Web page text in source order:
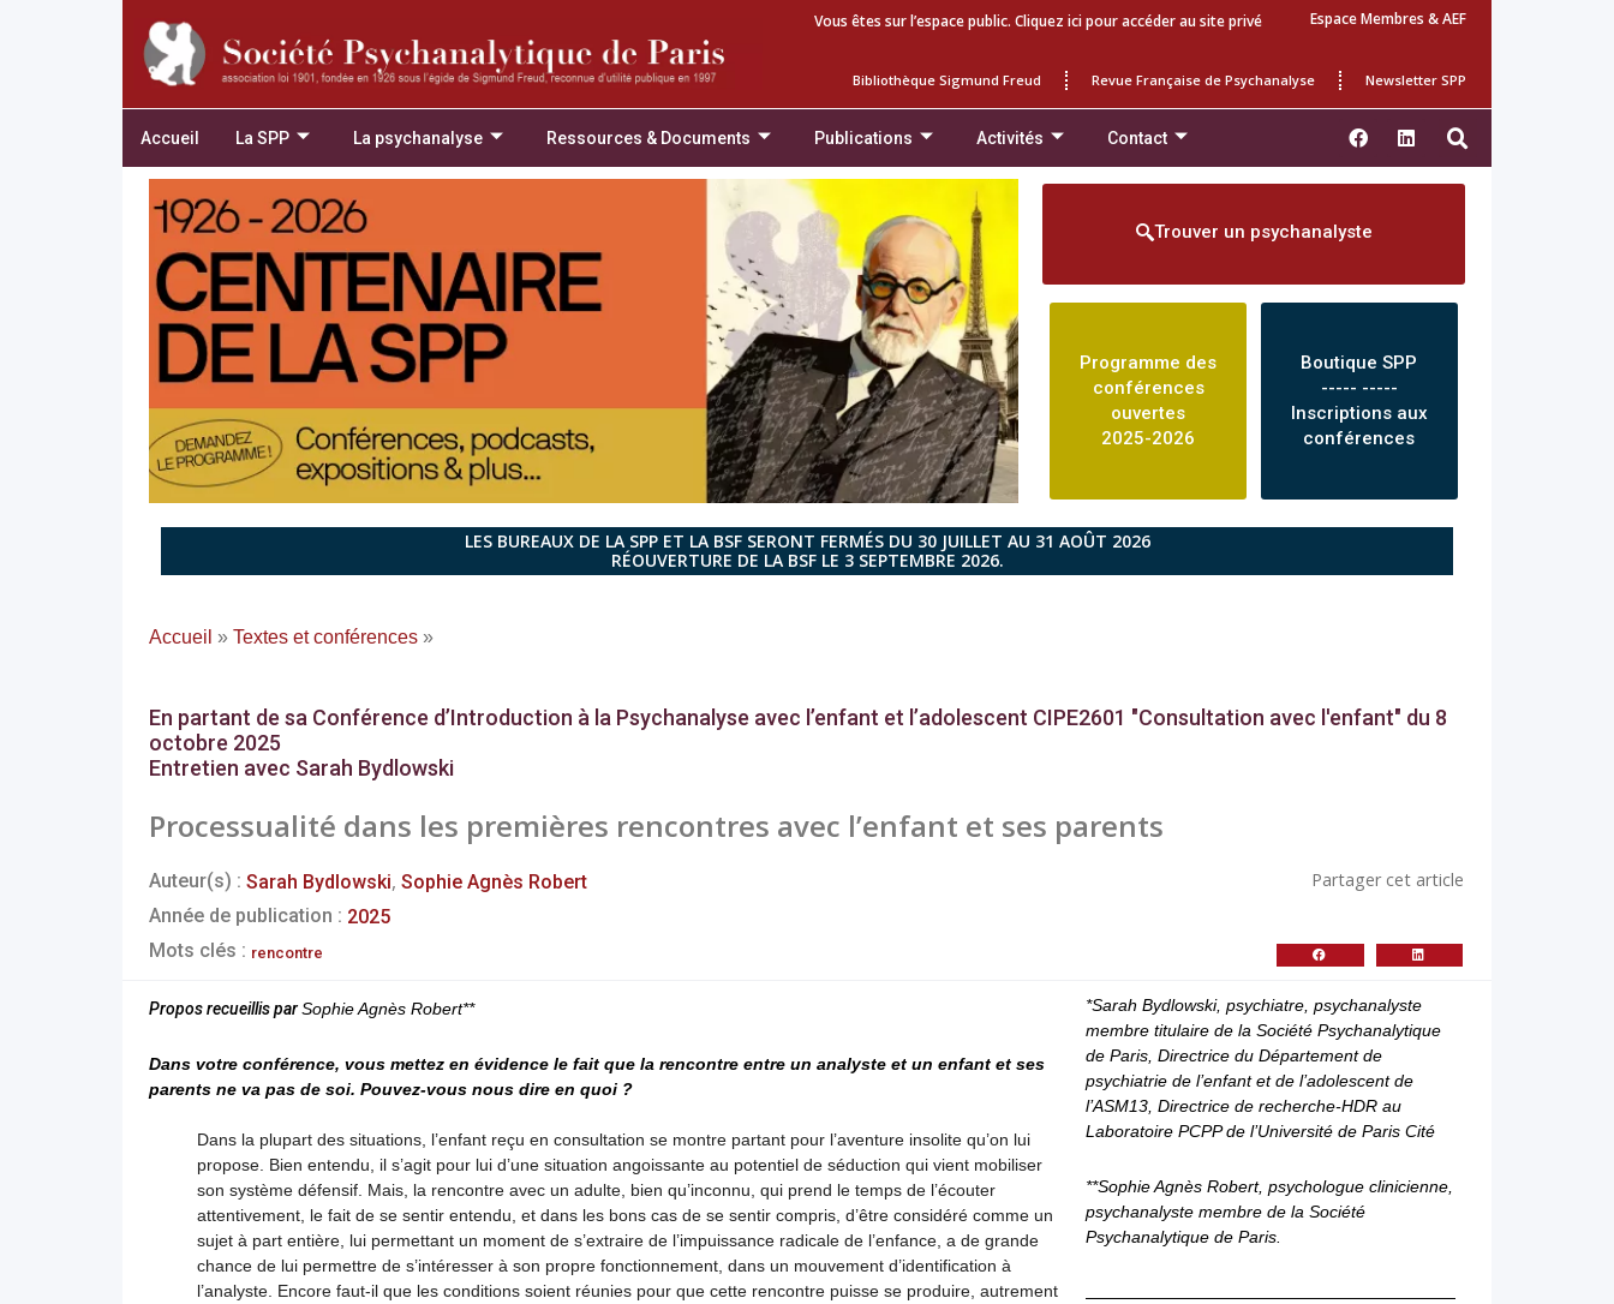
Vous êtes sur l’espace public. Cliquez ici pour accéder au site privé Espace Membres & AEF
Bibliothèque Sigmund Freud Revue Française de Psychanalyse Newsletter SPP
Accueil La SPP La psychanalyse Ressources & Documents Publications Activités Contact
Trouver un psychanalyste
Programme des
conférences
ouvertes
2025-2026
Boutique SPP
----- -----
Inscriptions aux
conférences
LES BUREAUX DE LA SPP ET LA BSF SERONT FERMÉS DU 30 JUILLET AU 31 AOÛT 2026
RÉOUVERTURE DE LA BSF LE 3 SEPTEMBRE 2026.
Accueil » Textes et conférences »
En partant de sa Conférence d’Introduction à la Psychanalyse avec l’enfant et l’adolescent CIPE2601 "Consultation avec l'enfant" du 8
octobre 2025
Entretien avec Sarah Bydlowski
Processualité dans les premières rencontres avec l’enfant et ses parents
Auteur(s) : Sarah Bydlowski, Sophie Agnès Robert
Année de publication : 2025
Mots clés : rencontre
Partager cet article
Propos recueillis parSophie Agnès Robert**
Dans votre conférence, vous mettez en évidence le fait que la rencontre entre un analyste et un enfant et ses
parents ne va pas de soi. Pouvez-vous nous dire en quoi ?
Dans la plupart des situations, l’enfant reçu en consultation se montre partant pour l’aventure insolite qu’on lui
propose. Bien entendu, il s’agit pour lui d’une situation angoissante au potentiel de séduction qui vient mobiliser
son système défensif. Mais, la rencontre avec un adulte, bien qu’inconnu, qui prend le temps de l’écouter
attentivement, le fait de se sentir entendu, et dans les bons cas de se sentir compris, d’être considéré comme un
sujet à part entière, lui permettant un moment de s’extraire de l’impuissance radicale de l’enfance, a de grande
chance de lui permettre de s’intéresser à son propre fonctionnement, dans un mouvement d’identification à
l’analyste. Encore faut-il que les conditions soient réunies pour que cette rencontre puisse se produire, autrement
*Sarah Bydlowski, psychiatre, psychanalyste
membre titulaire de la Société Psychanalytique
de Paris, Directrice du Département de
psychiatrie de l’enfant et de l’adolescent de
l’ASM13, Directrice de recherche-HDR au
Laboratoire PCPP de l’Université de Paris Cité
**Sophie Agnès Robert, psychologue clinicienne,
psychanalyste membre de la Société
Psychanalytique de Paris.